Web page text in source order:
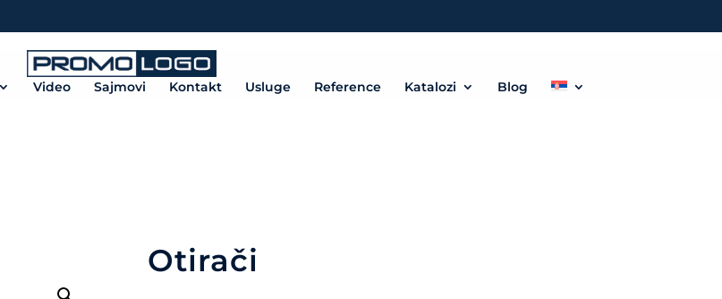
Video Sajmovi Kontakt Usluge Reference Katalozi Blog
Otirači